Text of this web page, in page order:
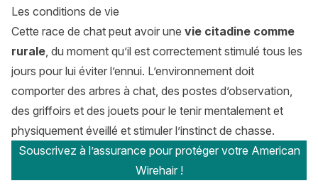
Les conditions de vie
Cette race de chat peut avoir une vie citadine comme
rurale, du moment qu’il est correctement stimulé tous les
jours pour lui éviter l’ennui. L’environnement doit
comporter des arbres à chat, des postes d’observation,
des griffoirs et des jouets pour le tenir mentalement et
physiquement éveillé et stimuler l’instinct de chasse.
Souscrivez à l’assurance pour protéger votre American
Wirehair !